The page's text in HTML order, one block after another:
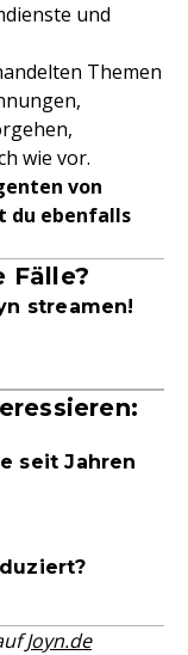
und
Themen
wie vor.
von
du ebenfalls
Fälle?
streamen!
seit Jahren
Joyn.de